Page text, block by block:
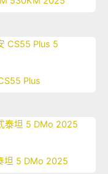
Plus
坦 5 DMo 2025